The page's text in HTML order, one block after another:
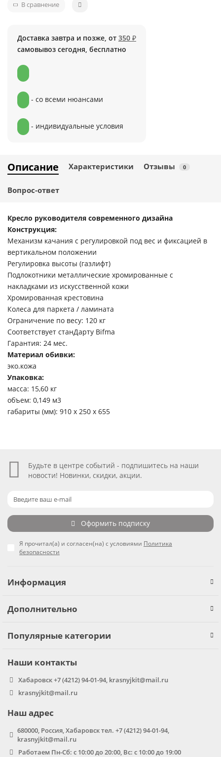
В сравнение
Доставка завтра и позже, от 350 ₽
самовывоз сегодня, бесплатно
- со всеми нюансами
- индивидуальные условия
Описание Характеристики Отзывы 0
Вопрос-ответ
Кресло руководителя современного дизайна
Конструкция:
Механизм качания с регулировкой под вес и фиксацией в
вертикальном положении
Регулировка высоты (газлифт)
Подлокотники металлические хромированные с
накладками из искусственной кожи
Хромированная крестовина
Колеса для паркета / ламината
Ограничение по весу: 120 кг
Соответствует станДарту Bifma
Гарантия: 24 мес.
Материал обивки:
эко.кожа
Упаковка:
масса: 15,60 кг
объем: 0,149 м3
габариты (мм): 910 х 250 х 655
Будьте в центре событий - подпишитесь на наши
новости! Новинки, скидки, акции.
Оформить подписку
Я прочитал(а) и согласен(на) с условиями Политика
безопасности
Информация
Дополнительно
Популярные категории
Наши контакты
Хабаровск +7 (4212) 94-01-94, krasnyjkit@mail.ru
krasnyjkit@mail.ru
Наш адрес
680000, Россия, Хабаровск тел. +7 (4212) 94-01-94,
krasnyjkit@mail.ru
Работаем Пн-Сб: с 10:00 до 20:00, Вс: с 10:00 до 19:00